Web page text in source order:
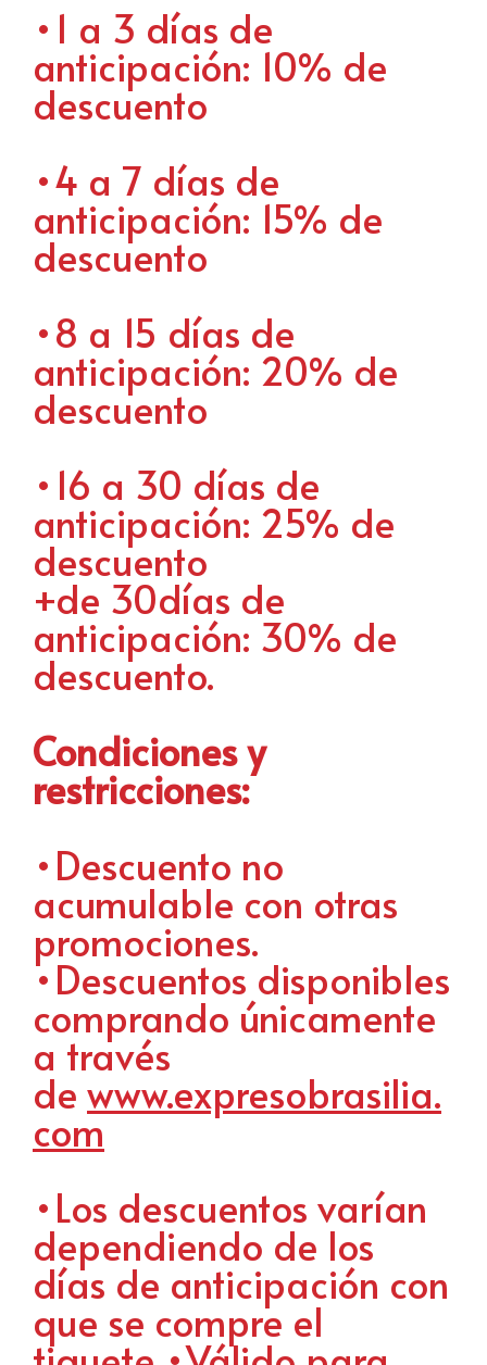
•1 a 3 días de
anticipación: 10% de
descuento
•4 a 7 días de
anticipación: 15% de
descuento
•8 a 15 días de
anticipación: 20% de
descuento
•16 a 30 días de
anticipación: 25% de
descuento
+de 30días de
anticipación: 30% de
descuento.
Condiciones y
restricciones:
•Descuento no
acumulable con otras
promociones.
•Descuentos disponibles
comprando únicamente
a través
de www.expresobrasilia.
com
•Los descuentos varían
dependiendo de los
días de anticipación con
que se compre el